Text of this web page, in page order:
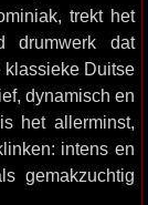
trekt het
drumwerk dat
klassieke Duitse
dynamisch en
het allerminst,
intens en
gemakzuchtig